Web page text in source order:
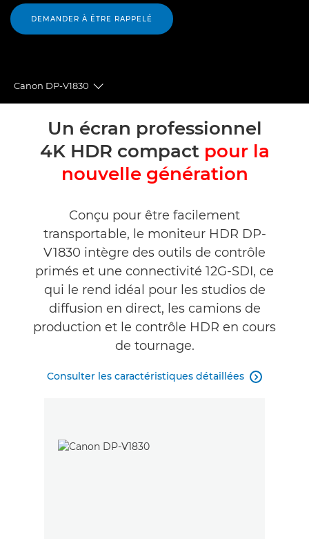
DEMANDER À ÊTRE RAPPELÉ
Canon DP-V1830
Toggle breadcrumbs
Présentation
Caractéristiques
Un écran professionnel
4K HDR compact pour la
nouvelle génération
Conçu pour être facilement
transportable, le moniteur HDR DP-
V1830 intègre des outils de contrôle
primés et une connectivité 12G-SDI, ce
qui le rend idéal pour les studios de
diffusion en direct, les camions de
production et le contrôle HDR en cours
de tournage.
Consulter les caractéristiques détaillées 